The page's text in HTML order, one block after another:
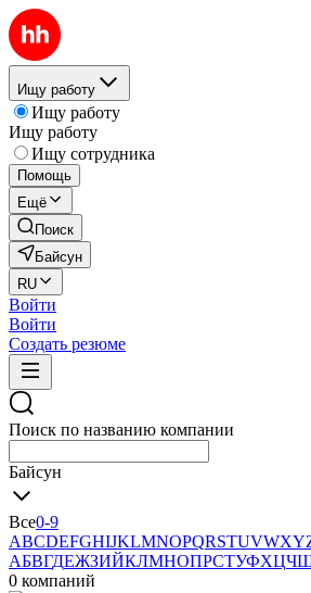
Ищу работу
Ищу работу
Ищу работу
Ищу сотрудника
Помощь
Ещё
Поиск
Байсун
RU
Войти
Войти
Создать резюме
Поиск по названию компании
Байсун
Все0-9
ABCDEFGHIJKLMNOPQRSTUVWXY
АБВГДЕЖЗИЙКЛМНОПРСТУФХЦЧ
0 компаний